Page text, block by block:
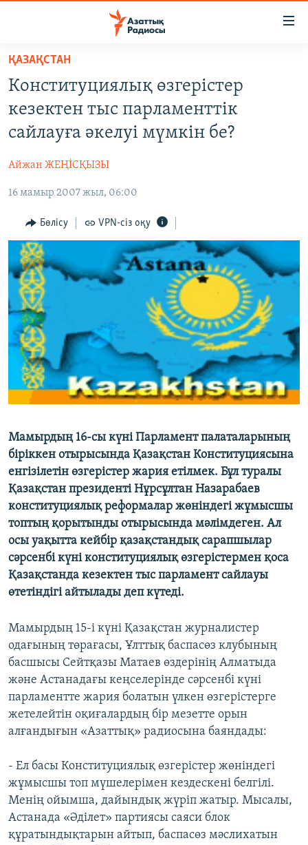
Skip
main
content
main
Skip
Search
AZATTYQTV
АДАМ ҚҰҚЫҚТАРЫ
ӘЛЕУМЕТ
ӘЛЕМ
АРНАЙЫ ЖОБАЛАР
Русский
ЖАЗЫЛЫҢЫЗ
Басқа тілдерде
ҚАЗАҚСТАН
Конституциялық өзгерістер
кезектен тыс парламенттік
сайлауға әкелуі мүмкін бе?
Айжан ЖЕҢİСҚЫЗЫ
16 мамыр 2007 жыл, 06:00
Бөлісу VPN-сіз оқу
Мамырдың 16-сы күні Парламент палаталарының
біріккен отырысында Қазақстан Конституциясына
енгізілетін өзгерістер жария етілмек. Бұл туралы
Қазақстан президенті Нұрсұлтан Назарабаев
конституциялық реформалар жөніндегі жұмысшы
топтың қорытынды отырысында мәлімдеген. Ал
осы уақытта кейбір қазақстандық сарапшылар
сәрсенбі күні конституциялық өзгерістермен қоса
Қазақстанда кезектен тыс парламент сайлауы
өтетіндігі айтылады деп күтеді.
Мамырдың 15-і күні Қазақстан журналистер
одағының төрағасы, Ұлттық баспасөз клубының
басшысы Сейтқазы Матаев өздерінің Алматыда
және Астанадағы кеңселерінде сәрсенбі күні
парламентте жария болатын үлкен өзгерістерге
жетелейтін оқиғалардың бір мезетте орын
алғандығын «Азаттық» радиосына баяндады:
- Ел басы Конституциялық өзгерістер жөніндегі
жұмысшы топ мүшелерімен кездескені белгілі.
Менің ойымша, дайындық жүріп жатыр. Мысалы,
Астанада «Әділет» партиясы саяси блок
құратындықтарын айтып, баспасөз мәслихатын